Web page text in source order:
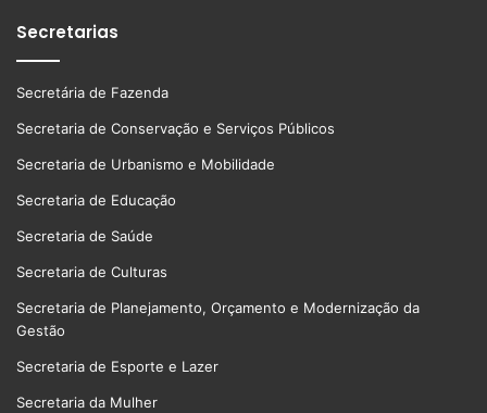
Secretarias
Secretária de Fazenda
Secretaria de Conservação e Serviços Públicos
Secretaria de Urbanismo e Mobilidade
Secretaria de Educação
Secretaria de Saúde
Secretaria de Culturas
Secretaria de Planejamento, Orçamento e Modernização da
Gestão
Secretaria de Esporte e Lazer
Secretaria da Mulher